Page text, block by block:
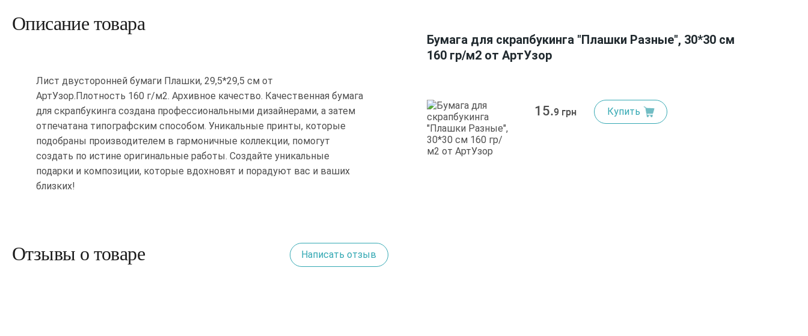
Описание товара
Лист двусторонней бумаги Плашки, 29,5*29,5 см от
АртУзор.Плотность 160 г/м2. Архивное качество. Качественная бумага
для скрапбукинга создана профессиональными дизайнерами, а затем
отпечатана типографским способом. Уникальные принты, которые
подобраны производителем в гармоничные коллекции, помогут
создать по истине оригинальные работы. Создайте уникальные
подарки и композиции, которые вдохновят и порадуют вас и ваших
близких!
Отзывы о товаре Написать отзыв
Бумага для скрапбукинга "Плашки Разные", 30*30 см
160 гр/м2 от АртУзор
15.9 грн Купить